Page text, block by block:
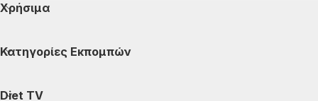
Χρήσιμα
Κατηγορίες Εκπομπών
Diet TV